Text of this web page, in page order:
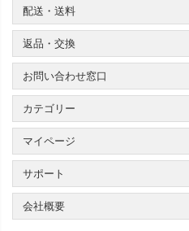
配送・送料
返品・交換
お問い合わせ窓口
カテゴリー
マイページ
サポート
会社概要